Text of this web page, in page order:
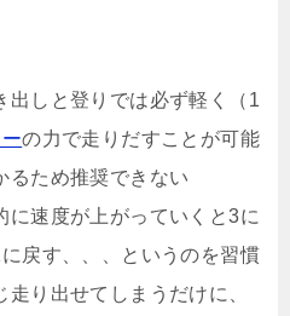
出しと登りでは必ず軽く（1
の力で走りだすことが可能
るため推奨できない
速度が上がっていくと3に
戻す、、、というのを習慣
り出せてしまうだけに、